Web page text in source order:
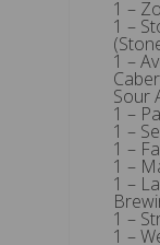
1 –
1 –
1 –
Sour
1 –
1 –
1 –
1 –
1 –
1 –
1 –